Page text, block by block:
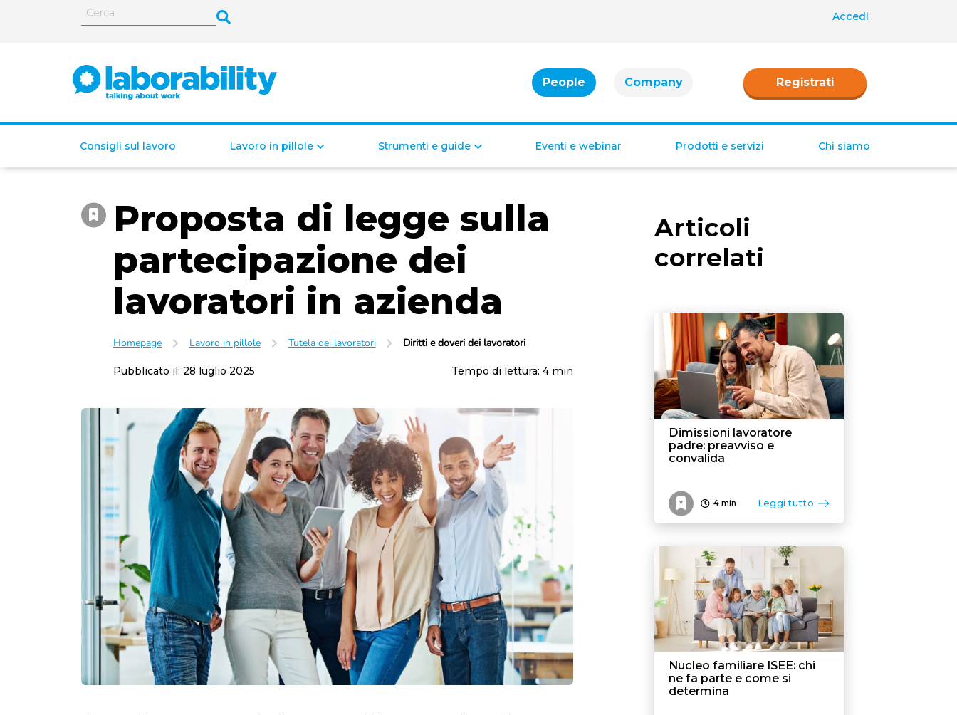
Accedi
People Company Registrati
Consigli sul lavoro Lavoro in pillole
ISEE (Indicatore della
Situazione Economica
Cassa integrazione
Indennità di disoccupazione
Bonus per la casa
Bonus per il lavoro
Tredicesima e
TFR
Lavoro autonomo
Orario di lavoro
Luogo di lavoro
Diritti e doveri dei lavoratori
Malattia
Fondo pensione
Fringe benefit
Flexible benefit
Strumenti e guide Eventi e webinar Prodotti e servizi Chi siamo
Proposta di legge sulla
partecipazione dei
lavoratori in azienda
Homepage Lavoro in pillole Tutela dei lavoratori Diritti e doveri dei lavoratori
Pubblicato il: 28 luglio 2025 Tempo di lettura: 4 min
Articoli
correlati
Dimissioni lavoratore
padre: preavviso e
convalida
4 min Leggi tutto
Nucleo familiare ISEE: chi
ne fa parte e come si
determina